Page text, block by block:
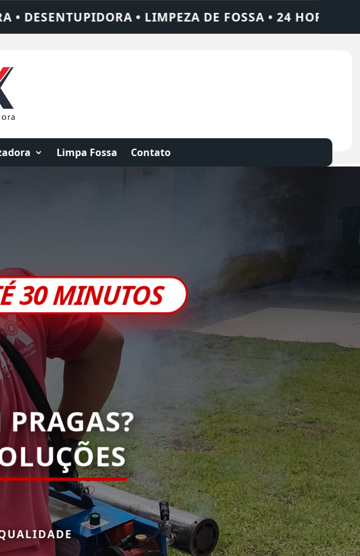
FOSSA • 24 HORAS • CHAME QUEM RESOLVE: AJAX
Limpa Fossa Contato
30 MINUTOS